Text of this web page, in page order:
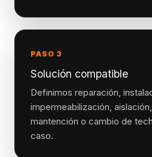
PASO 3
Solución compatible
Definimos reparación,
impermeabilización,
mantención o cambio de
caso.